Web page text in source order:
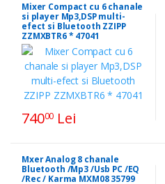
Mixer Compact cu 6 chanale
si player Mp3,DSP multi-
efect si Bluetooth ZZIPP
ZZMXBTR6 * 47041
74000 Lei
Mxer Analog 8 chanale
Bluetooth /Mp3 /Usb PC /EQ
/Rec / Karma MXM08 35799